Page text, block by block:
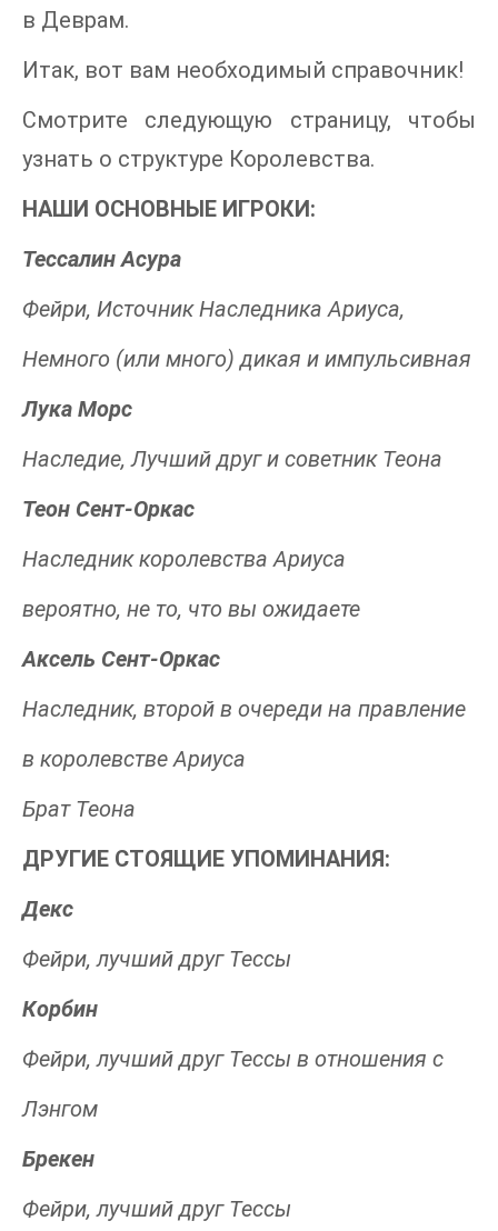
в Деврам.
Итак, вот вам необходимый справочник!
Смотрите следующую страницу, чтобы
узнать о структуре Королевства.
НАШИ ОСНОВНЫЕ ИГРОКИ:
Тессалин Асура
Фейри, Источник Наследника Ариуса,
Немного (или много) дикая и импульсивная
Лука Морс
Наследие, Лучший друг и советник Теона
Теон Сент-Оркас
Наследник королевства Ариуса
вероятно, не то, что вы ожидаете
Аксель Сент-Оркас
Наследник, второй в очереди на правление
в королевстве Ариуса
Брат Теона
ДРУГИЕ СТОЯЩИЕ УПОМИНАНИЯ:
Декс
Фейри, лучший друг Тессы
Корбин
Фейри, лучший друг Тессы в отношения с
Лэнгом
Брекен
Фейри, лучший друг Тессы